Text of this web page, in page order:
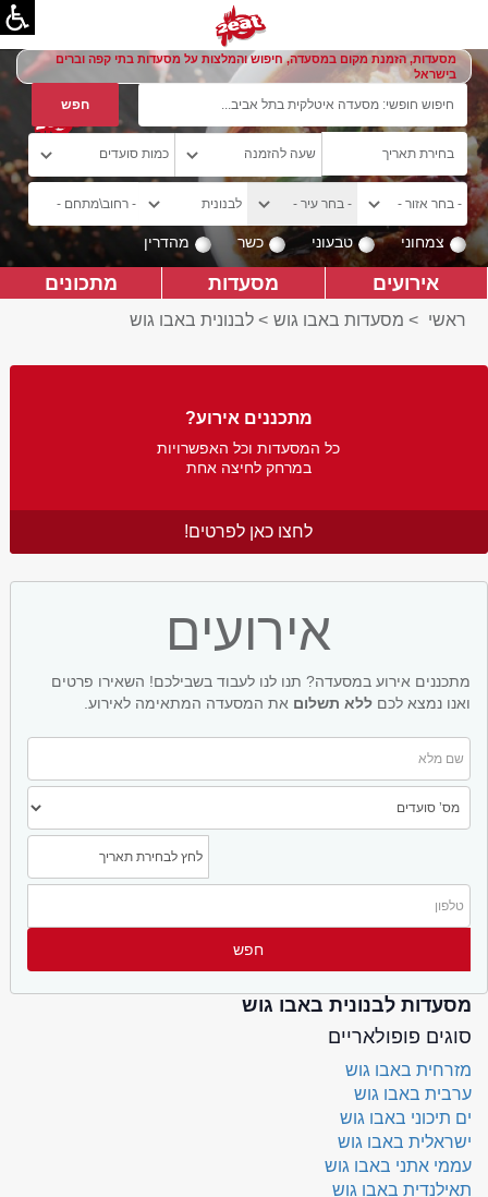
מסעדות, הזמנת מקום במסעדה, חיפוש והמלצות על מסעדות בתי קפה וברים
בישראל
צמחוני טבעוני כשר מהדרין
אירועים מסעדות מתכונים
ראשי > מסעדות באבו גוש > לבנונית באבו גוש
מתכננים אירוע?
כל המסעדות וכל האפשרויות
במרחק לחיצה אחת
לחצו כאן לפרטים!
אירועים
מתכננים אירוע במסעדה? תנו לנו לעבוד בשבילכם! השאירו פרטים
ואנו נמצא לכם ללא תשלום את המסעדה המתאימה לאירוע.
מסעדות לבנונית באבו גוש
סוגים פופולאריים
מזרחית באבו גוש
ערבית באבו גוש
ים תיכוני באבו גוש
ישראלית באבו גוש
עממי אתני באבו גוש
תאילנדית באבו גוש